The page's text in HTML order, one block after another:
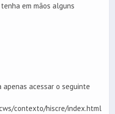
em mãos alguns
apenas acessar o seguinte
contexto/hiscre/index.html